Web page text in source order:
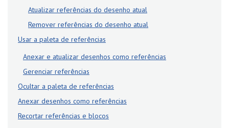
Atualizar referências do desenho atual
Remover referências do desenho atual
Usar a paleta de referências
Anexar e atualizar desenhos como referências
Gerenciar referências
Ocultar a paleta de referências
Anexar desenhos como referências
Recortar referências e blocos